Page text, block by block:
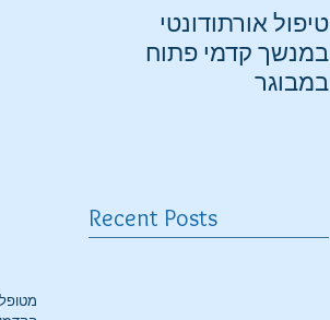
טיפול אורתודונטי
במנשך קדמי פתוח
במבוגר
Recent Posts